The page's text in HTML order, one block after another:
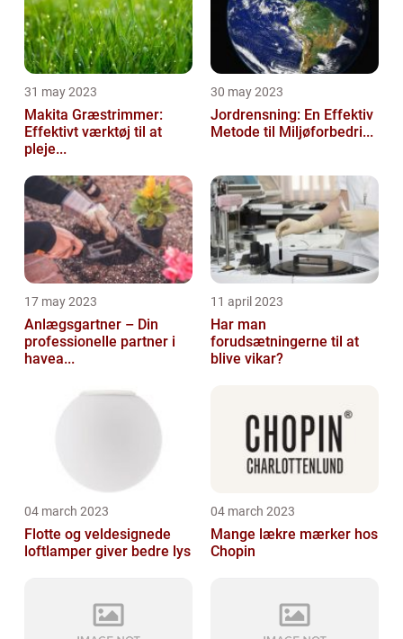
31 may 2023
Makita Græstrimmer:
Effektivt værktøj til at
pleje...
30 may 2023
Jordrensning: En Effektiv
Metode til Miljøforbedri...
17 may 2023
Anlægsgartner – Din
professionelle partner i
havea...
11 april 2023
Har man
forudsætningerne til at
blive vikar?
04 march 2023
Flotte og veldesignede
loftlamper giver bedre lys
04 march 2023
Mange lækre mærker hos
Chopin